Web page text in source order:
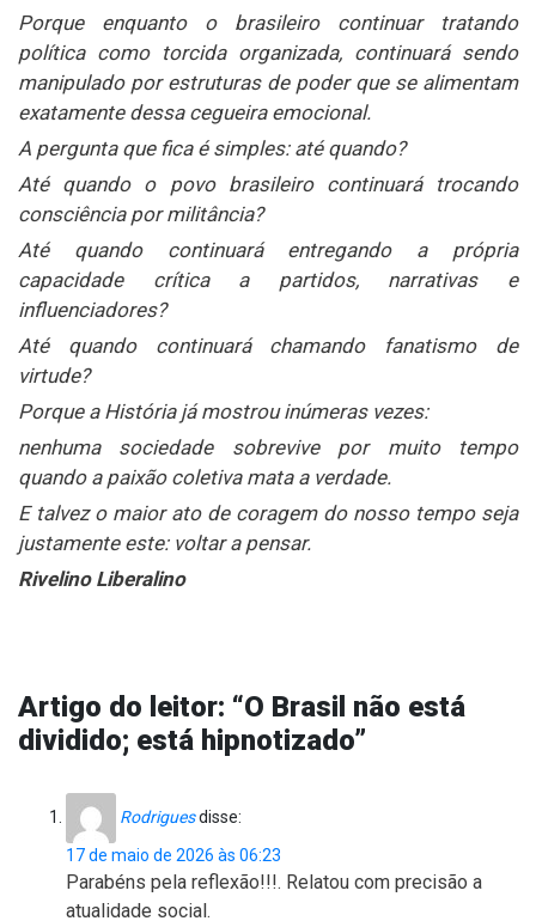
Porque enquanto o brasileiro continuar tratando
política como torcida organizada, continuará sendo
manipulado por estruturas de poder que se alimentam
exatamente dessa cegueira emocional.
A pergunta que fica é simples: até quando?
Até quando o povo brasileiro continuará trocando
consciência por militância?
Até quando continuará entregando a própria
capacidade crítica a partidos, narrativas e
influenciadores?
Até quando continuará chamando fanatismo de
virtude?
Porque a História já mostrou inúmeras vezes:
nenhuma sociedade sobrevive por muito tempo
quando a paixão coletiva mata a verdade.
E talvez o maior ato de coragem do nosso tempo seja
justamente este: voltar a pensar.
Rivelino Liberalino
Artigo do leitor: “O Brasil não está
dividido; está hipnotizado”
Rodriguesdisse:
17 de maio de 2026 às 06:23
Parabéns pela reflexão!!!. Relatou com precisão a
atualidade social.